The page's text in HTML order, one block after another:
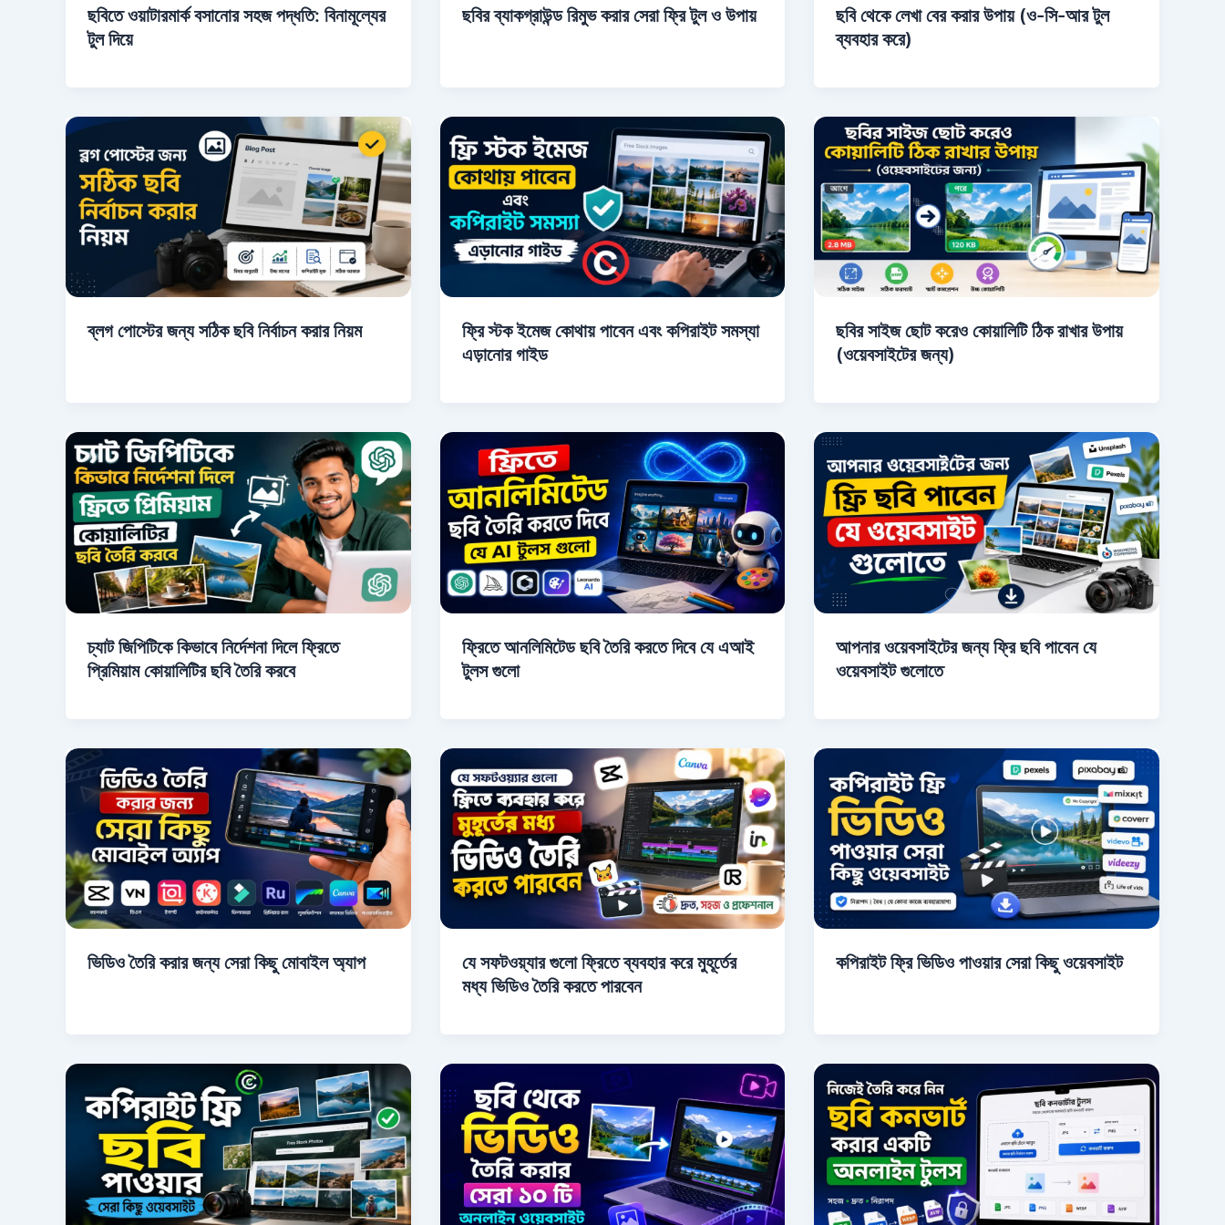
ছবিতে ওয়াটারমার্ক বসানোর সহজ পদ্ধতি: বিনামূল্যের
টুল দিয়ে
ছবির ব্যাকগ্রাউন্ড রিমুভ করার সেরা ফ্রি টুল ও উপায়
ছবি থেকে লেখা বের করার উপায় (ও-সি-আর টুল
ব্যবহার করে)
ব্লগ পোস্টের জন্য সঠিক ছবি নির্বাচন করার নিয়ম
ফ্রি স্টক ইমেজ কোথায় পাবেন এবং কপিরাইট সমস্যা
এড়ানোর গাইড
ছবির সাইজ ছোট করেও কোয়ালিটি ঠিক রাখার উপায়
(ওয়েবসাইটের জন্য)
চ্যাট জিপিটিকে কিভাবে নির্দেশনা দিলে ফ্রিতে
প্রিমিয়াম কোয়ালিটির ছবি তৈরি করবে
ফ্রিতে আনলিমিটেড ছবি তৈরি করতে দিবে যে এআই
টুলস গুলো
আপনার ওয়েবসাইটের জন্য ফ্রি ছবি পাবেন যে
ওয়েবসাইট গুলোতে
ভিডিও তৈরি করার জন্য সেরা কিছু মোবাইল অ্যাপ
যে সফটওয়্যার গুলো ফ্রিতে ব্যবহার করে মুহূর্তের
মধ্য ভিডিও তৈরি করতে পারবেন
কপিরাইট ফ্রি ভিডিও পাওয়ার সেরা কিছু ওয়েবসাইট